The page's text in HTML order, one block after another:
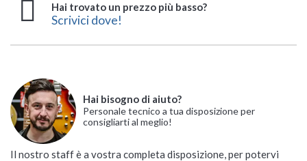
Hai trovato un prezzo più basso?
Scrivici dove!
Hai bisogno di aiuto?
Personale tecnico a tua disposizione per
consigliarti al meglio!
Il nostro staff è a vostra completa disposizione, per potervi